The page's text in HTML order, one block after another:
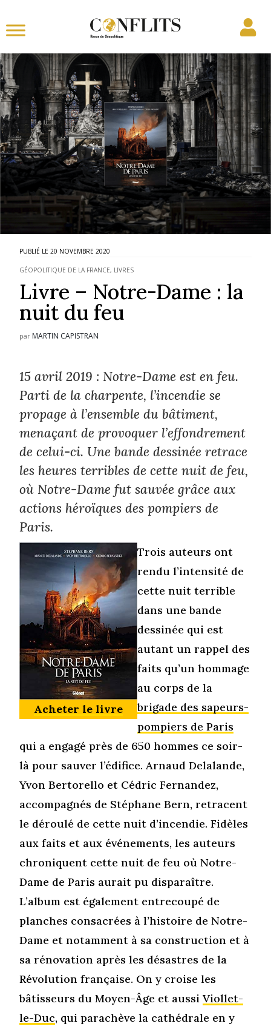
20 NOVEMBRE 2020
GÉOPOLITIQUE DE LA FRANCE, LIVRES
Livre – Notre-Dame : la
nuit du feu
par MARTIN CAPISTRAN
15 avril 2019 : Notre-Dame est en feu.
Parti de la charpente, l’incendie se
propage à l’ensemble du bâtiment,
menaçant de provoquer l’effondrement
de celui-ci. Une bande dessinée retrace
les heures terribles de cette nuit de feu,
où Notre-Dame fut sauvée grâce aux
actions héroïques des pompiers de
Paris.
Acheter le livre
Trois auteurs ont
rendu l’intensité de
cette nuit terrible
dans une bande
dessinée qui est
autant un rappel des
faits qu’un hommage
au corps de la
brigade des sapeurs-
pompiers de Paris
qui a engagé près de 650 hommes ce soir-
là pour sauver l’édifice. Arnaud Delalande,
Yvon Bertorello et Cédric Fernandez,
accompagnés de Stéphane Bern, retracent
le déroulé de cette nuit d’incendie. Fidèles
aux faits et aux événements, les auteurs
chroniquent cette nuit de feu où Notre-
Dame de Paris aurait pu disparaître.
L’album est également entrecoupé de
planches consacrées à l’histoire de Notre-
Dame et notamment à sa construction et à
sa rénovation après les désastres de la
Révolution française. On y croise les
bâtisseurs du Moyen-Âge et aussiViollet-
le-Duc, qui parachève la cathédrale en y